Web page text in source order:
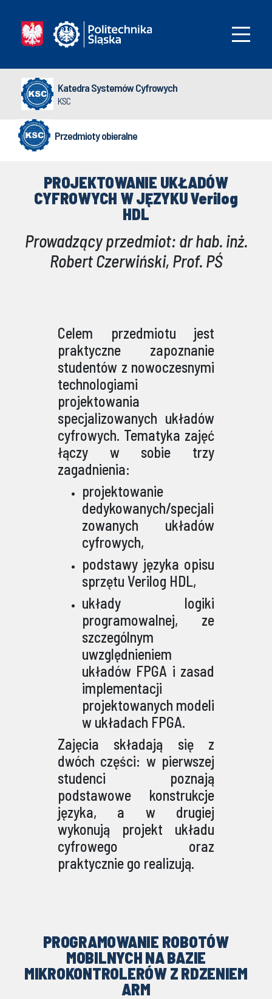
Katedra Systemów Cyfrowych
KSC
Przedmioty obieralne
PROJEKTOWANIE UKŁADÓW
CYFROWYCH W JĘZYKU Verilog
HDL
Prowadzący przedmiot: dr hab. inż.
Robert Czerwiński, Prof. PŚ
Celem przedmiotu jest
praktyczne zapoznanie
studentów z nowoczesnymi
technologiami
projektowania
specjalizowanych układów
cyfrowych. Tematyka zajęć
łączy w sobie trzy
zagadnienia:
projektowanie
dedykowanych/specjali
zowanych układów
cyfrowych,
podstawy języka opisu
sprzętu Verilog HDL,
układy logiki
programowalnej, ze
szczególnym
uwzględnieniem
układów FPGA i zasad
implementacji
projektowanych modeli
w układach FPGA.
Zajęcia składają się z
dwóch części: w pierwszej
studenci poznają
podstawowe konstrukcje
języka, a w drugiej
wykonują projekt układu
cyfrowego oraz
praktycznie go realizują.
PROGRAMOWANIE ROBOTÓW
MOBILNYCH NA BAZIE
MIKROKONTROLERÓW Z RDZENIEM
ARM